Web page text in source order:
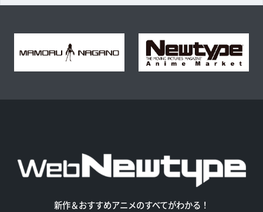
新作＆おすすめアニメのすべてがわかる！